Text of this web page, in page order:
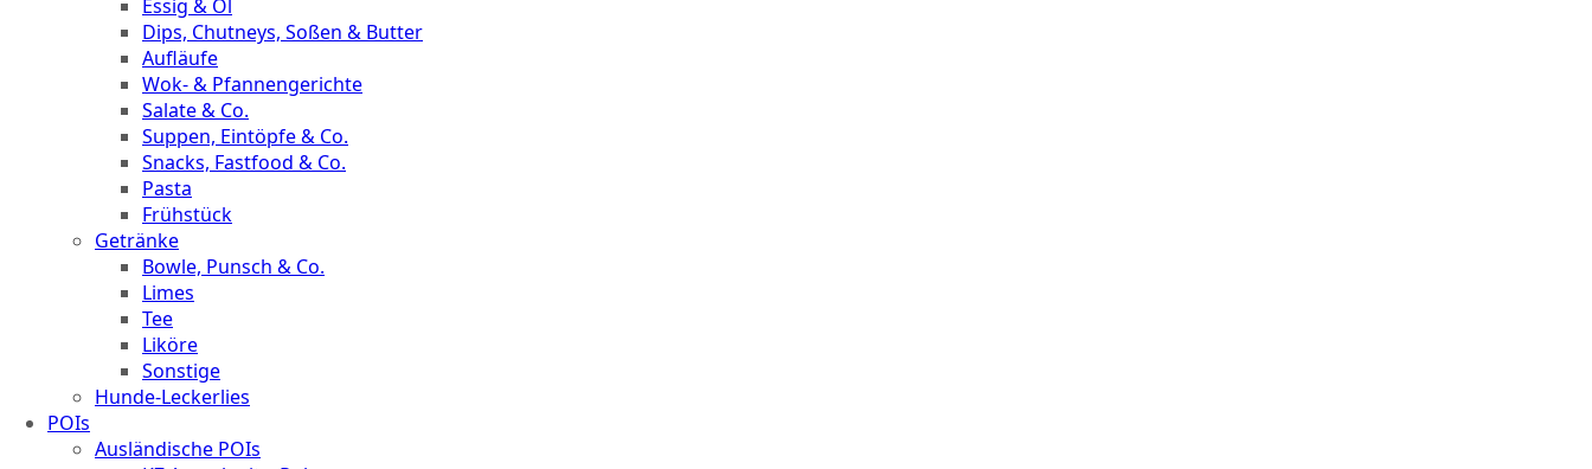
Essig & Öl
Dips, Chutneys, Soßen & Butter
Aufläufe
Wok- & Pfannengerichte
Salate & Co.
Suppen, Eintöpfe & Co.
Snacks, Fastfood & Co.
Pasta
Frühstück
Getränke
Bowle, Punsch & Co.
Limes
Tee
Liköre
Sonstige
Hunde-Leckerlies
POIs
Ausländische POIs